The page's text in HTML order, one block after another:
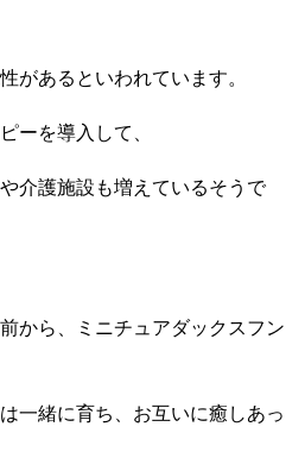
があるといわれています。
ーを導入して、
介護施設も増えているそうで
から、ミニチュアダックスフン
一緒に育ち、お互いに癒しあっ